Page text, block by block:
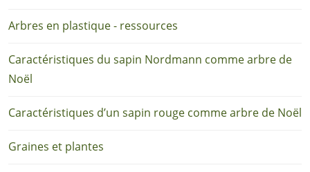
Arbres en plastique - ressources
Caractéristiques du sapin Nordmann comme arbre de
Noël
Caractéristiques d’un sapin rouge comme arbre de Noël
Graines et plantes